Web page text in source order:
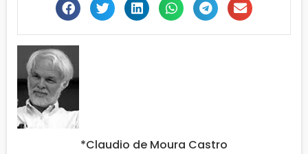
*Claudio de Moura Castro